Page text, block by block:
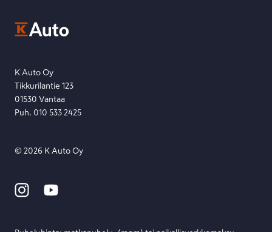
Etsi toimipiste
K Auto Oy
Tikkurilantie 123
01530 Vantaa
Puh. 010 533 2425
© 2026 K Auto Oy